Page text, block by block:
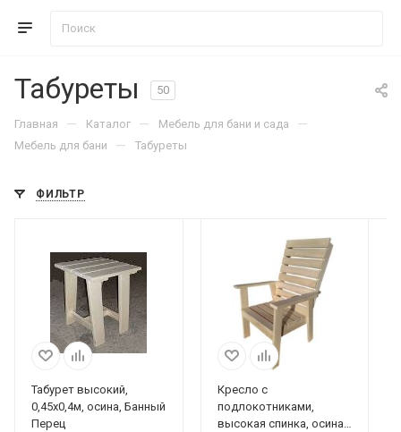
Табуреты 50
Главная — Каталог — Мебель для бани и сада —
Мебель для бани — Табуреты
ФИЛЬТР
Табурет высокий,
0,45х0,4м, осина, Банный
Перец
Кресло с
подлокотниками,
высокая спинка, осина,